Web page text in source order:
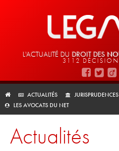
L'ACTUALITÉ DU DROIT DES
3112
ACTUALITÉS JURISPRUDENCES
LES AVOCATS DU NET
Actualités